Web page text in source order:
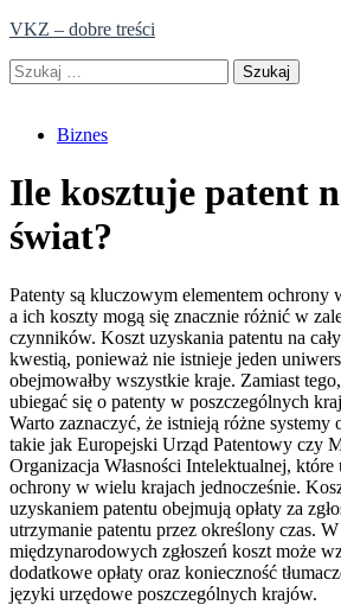
Skip
content
VKZ – dobre treści
Szukaj:
Biznes
Ile kosztuje patent
świat?
Patenty są kluczowym elementem ochrony
a ich koszty mogą się znacznie różnić w
czynników. Koszt uzyskania patentu na
kwestią, ponieważ nie istnieje jeden
obejmowałby wszystkie kraje. Zamiast
ubiegać się o patenty w poszczególnych
Warto zaznaczyć, że istnieją różne systemy
takie jak Europejski Urząd Patentowy czy
Organizacja Własności Intelektualnej,
ochrony w wielu krajach jednocześnie.
uzyskaniem patentu obejmują opłaty za
utrzymanie patentu przez określony czas.
międzynarodowych zgłoszeń koszt może
dodatkowe opłaty oraz konieczność
języki urzędowe poszczególnych krajów.